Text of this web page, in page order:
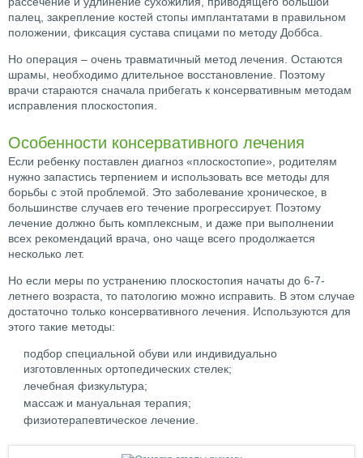
палец, закрепление костей стопы имплантатами в правильном
положении, фиксация сустава спицами по методу Доббса.
Но операция – очень травматичный метод лечения. Остаются
шрамы, необходимо длительное восстановление. Поэтому
врачи стараются сначала прибегать к консервативным методам
исправления плоскостопия.
Особенности консервативного лечения
Если ребенку поставлен диагноз «плоскостопие», родителям
нужно запастись терпением и использовать все методы для
борьбы с этой проблемой. Это заболевание хроническое, в
большинстве случаев его течение прогрессирует. Поэтому
лечение должно быть комплексным, и даже при выполнении
всех рекомендаций врача, оно чаще всего продолжается
несколько лет.
Но если меры по устранению плоскостопия начаты до 6-7-
летнего возраста, то патологию можно исправить. В этом случае
достаточно только консервативного лечения. Используются для
этого такие методы:
подбор специальной обуви или индивидуально
изготовленных ортопедических стелек;
лечебная физкультура;
массаж и мануальная терапия;
физиотерапевтическое лечение.